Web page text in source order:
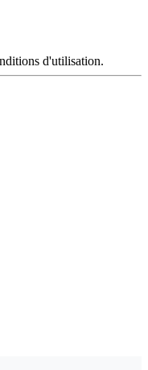
d'utilisation.